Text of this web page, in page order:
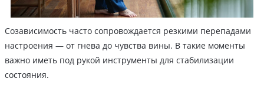
Созависимость часто сопровождается резкими перепадами
настроения — от гнева до чувства вины. В такие моменты
важно иметь под рукой инструменты для стабилизации
состояния.